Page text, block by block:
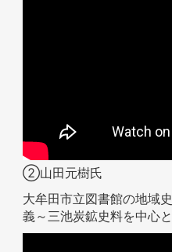
②山田元樹氏
大牟田市立図書館の地域
義～三池炭鉱史料を中心